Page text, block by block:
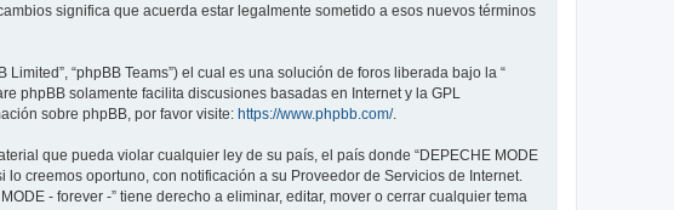
significa que acuerda estar legalmente sometido a esos nuevos términos
Limited”, “phpBB Teams”) el cual es una solución de foros liberada bajo la “
phpBB solamente facilita discusiones basadas en Internet y la GPL
sobre phpBB, por favor visite: https://www.phpbb.com/.
que pueda violar cualquier ley de su país, el país donde “DEPECHE MODE
creemos oportuno, con notificación a su Proveedor de Servicios de Internet.
- forever -” tiene derecho a eliminar, editar, mover o cerrar cualquier tema